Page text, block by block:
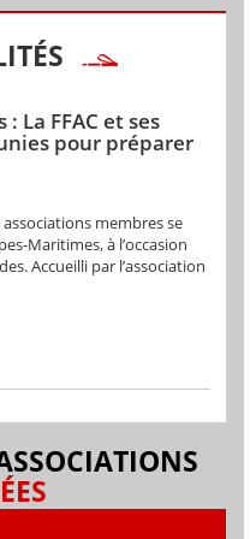
La FFAC et ses
pour préparer
associations membres se
Maritimes, à l’occasion
Accueilli par l’association